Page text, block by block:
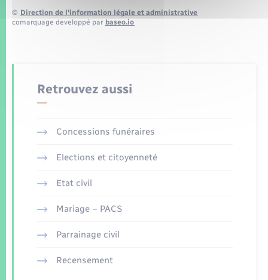
© Direction de l’information légale et administrative
comarquage developpé par baseo.io
Retrouvez aussi
Concessions funéraires
Elections et citoyenneté
Etat civil
Mariage – PACS
Parrainage civil
Recensement